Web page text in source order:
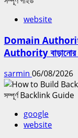
website
Domain
Authority বাড়ানোর
sarmin 06/08/2026
google
website